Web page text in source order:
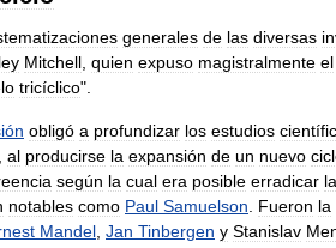
generales de las diversas
Mitchell quien expuso magistralmente el
tricíclico".
obligó a profundizar los estudios
al producirse la expansión de un nuevo
según la cual era posible erradicar
notables como Paul Samuelson Fueron la
Mandel Jan Tinbergen y Stanislav